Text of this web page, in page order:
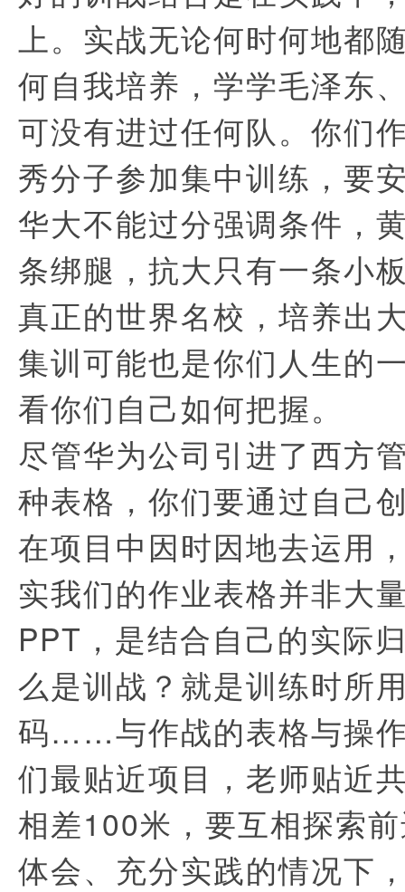
上。实战无论何时何地都
何自我培养，学学毛泽东
可没有进过任何队。你们
秀分子参加集中训练，要
华大不能过分强调条件，
条绑腿，抗大只有一条小
真正的世界名校，培养出
集训可能也是你们人生的
看你们自己如何把握。
尽管华为公司引进了西方
种表格，你们要通过自己
在项目中因时因地去运用
实我们的作业表格并非大
PPT，是结合自己的实际
么是训战？就是训练时所
码……与作战的表格与操
们最贴近项目，老师贴近
相差100米，要互相探索
体会、充分实践的情况下